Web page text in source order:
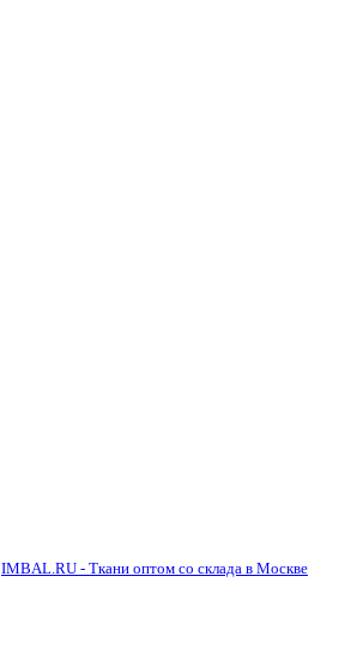
IMBAL.RU - Ткани оптом со склада в Москве